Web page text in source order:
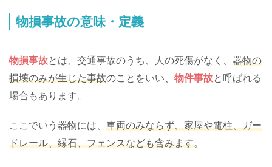
物損事故の意味・定義
物損事故とは、交通事故のうち、人の死傷がなく、 器物の
損壊のみが生じた事故のことをいい、 物件事故と呼ばれる
場合もあります。
ここでいう器物には、 車両のみならず、家屋や電柱、ガー
ドレール、縁石、フェンスなども含みます。